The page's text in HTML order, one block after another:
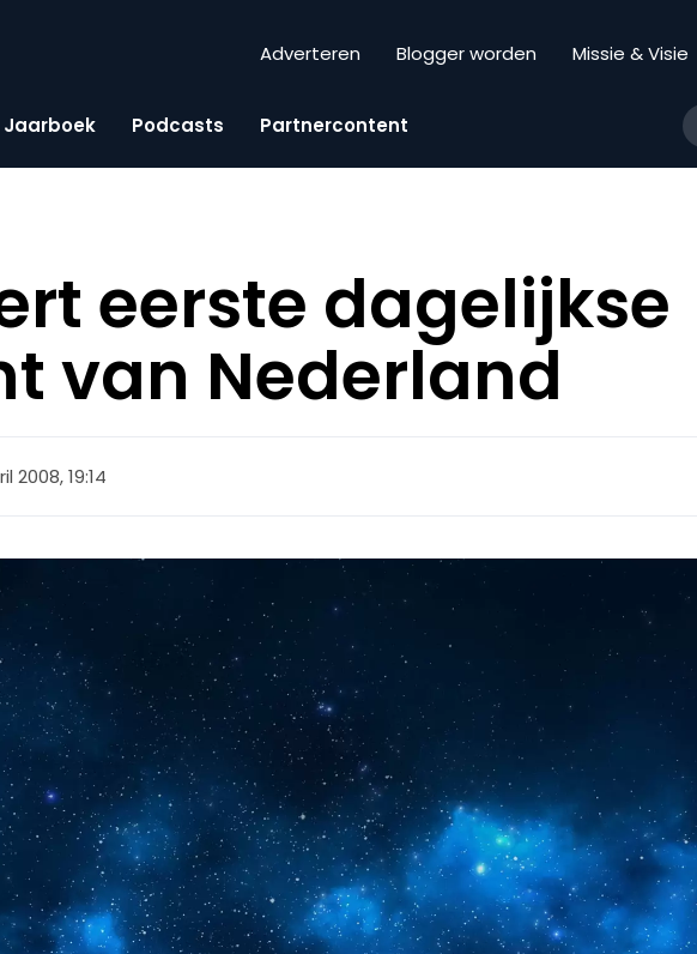
Adverteren Blogger worden Missie & Visie
Jaarboek Podcasts Partnercontent
eerste dagelijkse
van Nederland
2008, 19:14